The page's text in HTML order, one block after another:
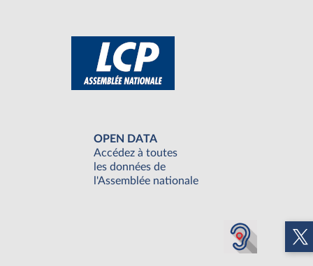
OPEN DATA
Accédez à toutes
les données de
l'Assemblée nationale